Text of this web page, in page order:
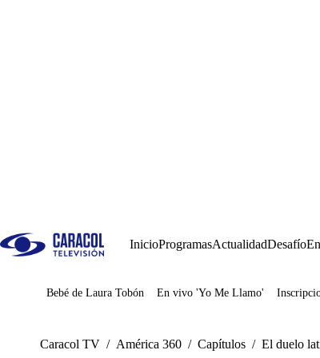
InicioProgramasActualidadDesafío
Juegos
Bebé de Laura Tobón En vivo 'Yo Me Llamo'
Caracol TV / América 360 / Capítulos / El duelo